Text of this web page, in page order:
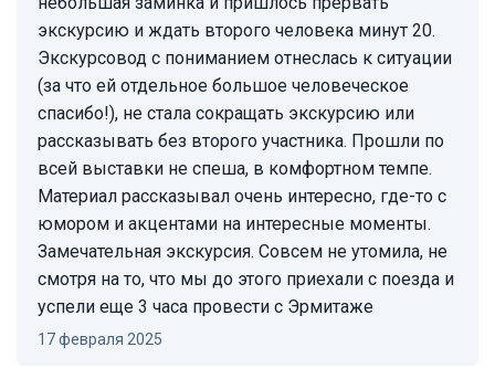
экскурсию и ждать второго человека минут 20.
Экскурсовод с пониманием отнеслась к ситуации
(за что ей отдельное большое человеческое
спасибо!), не стала сокращать экскурсию или
рассказывать без второго участника. Прошли по
всей выставки не спеша, в комфортном темпе.
Материал рассказывал очень интересно, где-то с
юмором и акцентами на интересные моменты.
Замечательная экскурсия. Совсем не утомила, не
смотря на то, что мы до этого приехали с поезда и
успели еще 3 часа провести с Эрмитаже
17 февраля 2025